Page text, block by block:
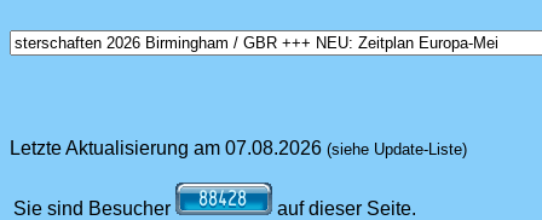
Letzte Aktualisierung am 07.08.2026 (siehe Update-Liste)
Sie sind Besucher auf dieser Seite.